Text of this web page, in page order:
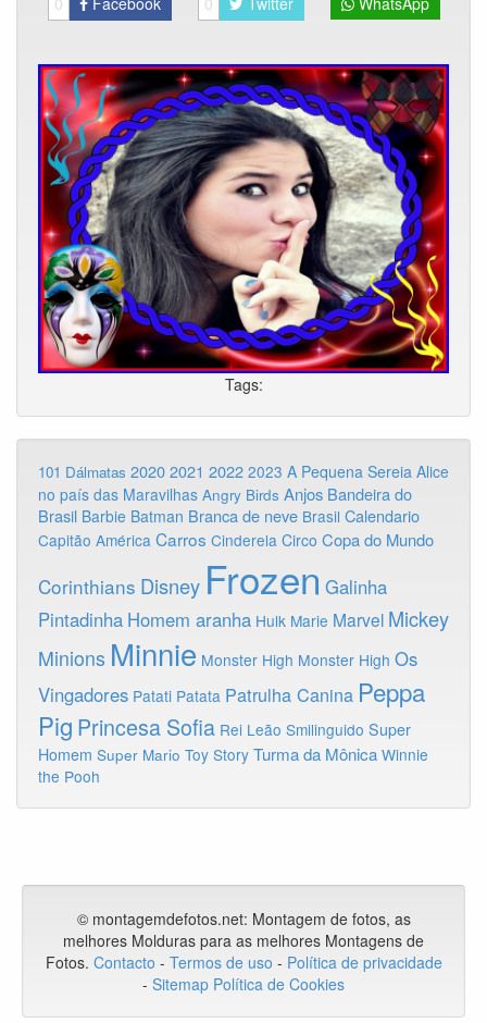
Tags:
101 Dálmatas 2020 2021 2022 2023 A Pequena Sereia Alice
no país das Maravilhas Angry Birds Anjos Bandeira do
Brasil Barbie Batman Branca de neve Brasil Calendario
Capitão América Carros Cinderela Circo Copa do Mundo
Corinthians Disney Frozen Galinha
Pintadinha Homem aranha Hulk Marie Marvel Mickey
Minions Minnie Monster High Monster High Os
Vingadores Patati Patata Patrulha Canina Peppa
Pig Princesa Sofia Rei Leão Smilinguido Super
Homem Super Mario Toy Story Turma da Mônica Winnie
the Pooh
© montagemdefotos.net: Montagem de fotos, as
melhores Molduras para as melhores Montagens de
Fotos. Contacto - Termos de uso - Política de privacidade
- Sitemap Política de Cookies